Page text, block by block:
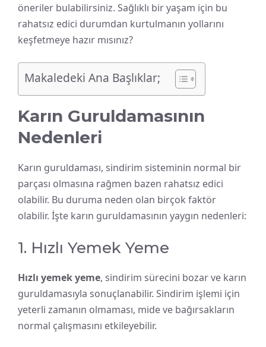
öneriler bulabilirsiniz. Sağlıklı bir yaşam için bu
rahatsız edici durumdan kurtulmanın yollarını
keşfetmeye hazır mısınız?
Makaledeki Ana Başlıklar;
Karın Guruldamasının
Nedenleri
Karın guruldaması, sindirim sisteminin normal bir
parçası olmasına rağmen bazen rahatsız edici
olabilir. Bu duruma neden olan birçok faktör
olabilir. İşte karın guruldamasının yaygın nedenleri:
1. Hızlı Yemek Yeme
Hızlı yemek yeme, sindirim sürecini bozar ve karın
guruldamasıyla sonuçlanabilir. Sindirim işlemi için
yeterli zamanın olmaması, mide ve bağırsakların
normal çalışmasını etkileyebilir.